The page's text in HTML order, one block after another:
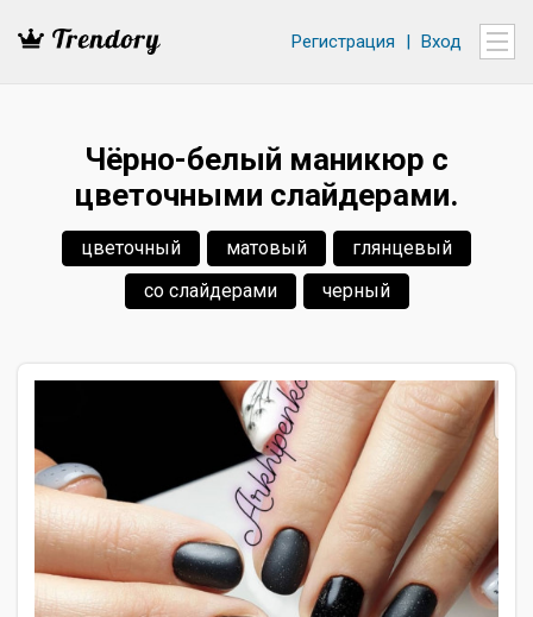
Регистрация | Вход
Чёрно-белый маникюр с
цветочными слайдерами.
цветочный матовый
глянцевый
со слайдерами
черный